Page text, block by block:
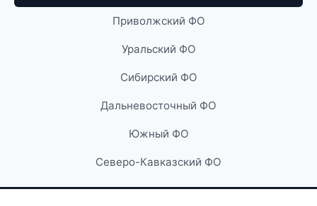
Приволжский ФО
Уральский ФО
Сибирский ФО
Дальневосточный ФО
Южный ФО
Северо-Кавказский ФО